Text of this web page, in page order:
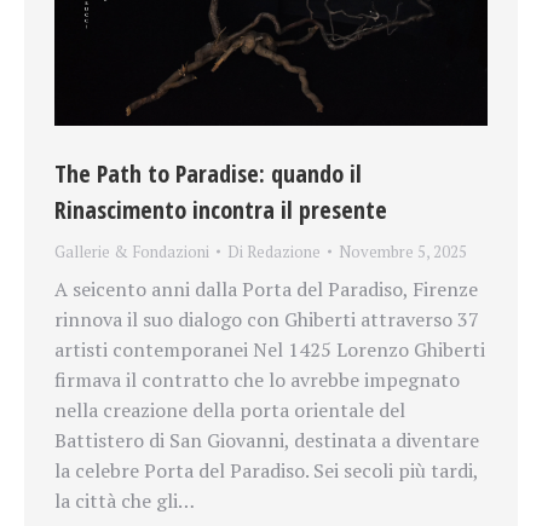
The Path to Paradise: quando il
Rinascimento incontra il presente
Gallerie & Fondazioni Di Redazione Novembre 5, 2025
A seicento anni dalla Porta del Paradiso, Firenze
rinnova il suo dialogo con Ghiberti attraverso 37
artisti contemporanei Nel 1425 Lorenzo Ghiberti
firmava il contratto che lo avrebbe impegnato
nella creazione della porta orientale del
Battistero di San Giovanni, destinata a diventare
la celebre Porta del Paradiso. Sei secoli più tardi,
la città che gli…